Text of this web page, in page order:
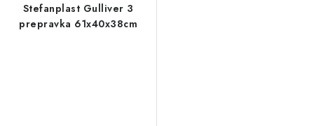
Stefanplast Gulliver 3
prepravka 61x40x38cm